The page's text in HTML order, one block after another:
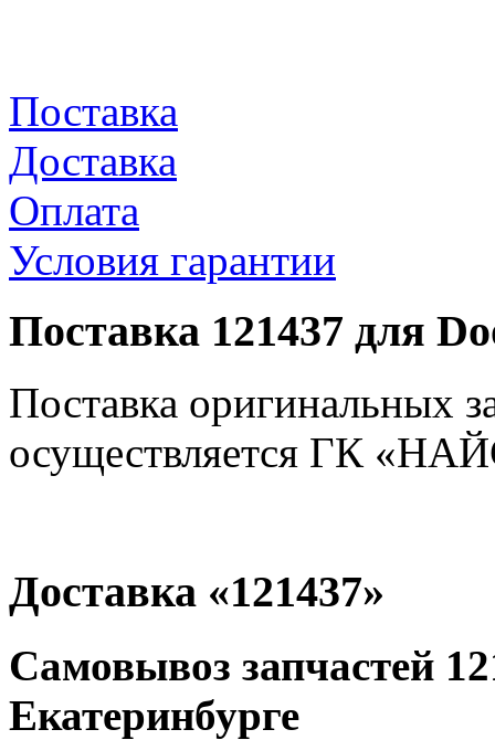
Поставка
Доставка
Оплата
Условия гарантии
Поставка 121437 для
Поставка оригинальных
осуществляется ГК
Доставка «121437»
Самовывоз запчастей
Екатеринбурге